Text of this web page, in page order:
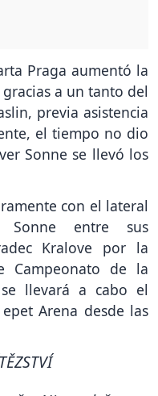
Praga aumentó la
a un tanto del
previa asistencia
el tiempo no dio
Sonne se llevó los
con el lateral
Sonne entre sus
Kralove por la
Campeonato de la
llevará a cabo el
Arena desde las